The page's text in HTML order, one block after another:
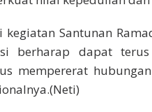
kegiatan Santunan
berharap dapat
mempererat